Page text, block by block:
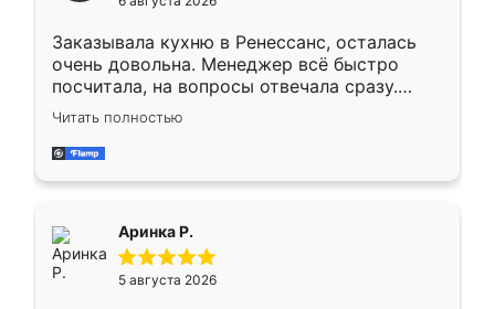
мебели буду заказывать только здесь.
Заказывала кухню в Ренессанс, осталась
очень довольна. Менеджер всё быстро
посчитала, на вопросы отвечала сразу.
Замерщик приехал в субботу, подошёл к
делу со всей ответственностью. Собрали
за день, ребята работали аккуратно, даже
Читать полностью
Аринка Р.
5 августа 2026